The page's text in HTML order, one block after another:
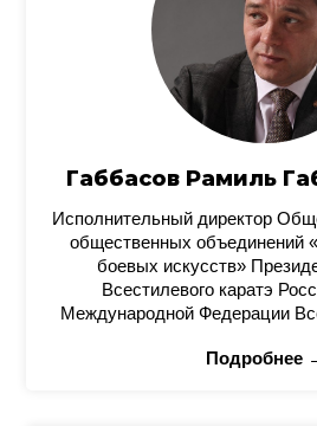
Габбасов Рамиль
Исполнительный директор
общественных объединений
боевых искусств»
Всестилевого каратэ
Международной Федерации
Подробнее